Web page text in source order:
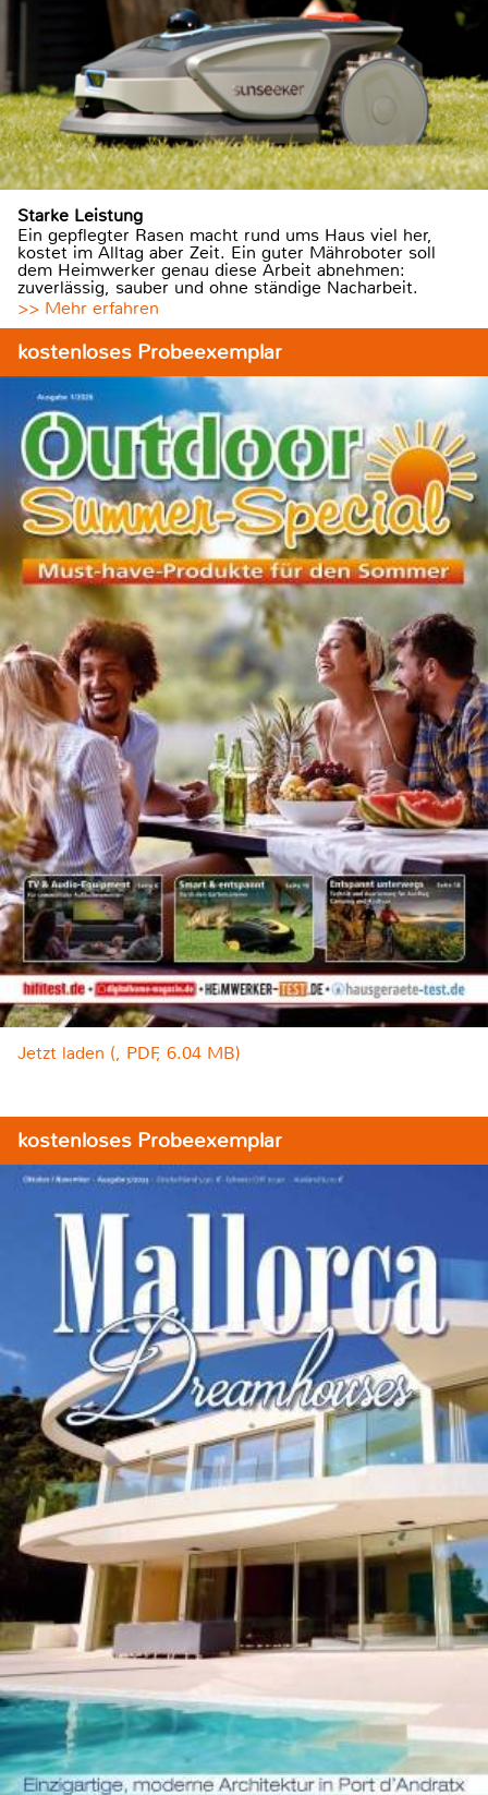
Starke Leistung
Ein gepflegter Rasen macht rund ums Haus viel her,
kostet im Alltag aber Zeit. Ein guter Mähroboter soll
dem Heimwerker genau diese Arbeit abnehmen:
zuverlässig, sauber und ohne ständige Nacharbeit.
>> Mehr erfahren
kostenloses Probeexemplar
Jetzt laden (, PDF, 6.04 MB)
kostenloses Probeexemplar